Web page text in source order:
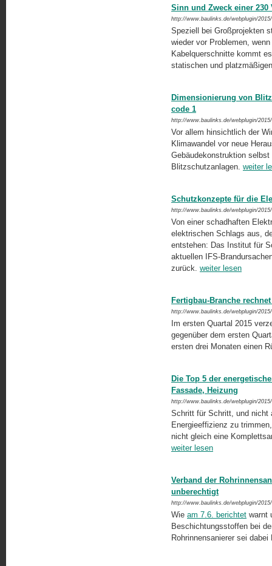
Sinn und Zweck einer 230
http://www.baulinks.de/webplugin/
Speziell bei Großprojekten
wieder vor Problemen,
Kabelquerschnitte kommt
statischen und
Dimensionierung von
code 1
http://www.baulinks.de/webplugin/
Vor allem hinsichtlich der
Klimawandel vor neue
Gebäudekonstruktion
Blitzschutzanlagen. weiter
Schutzkonzepte für die
http://www.baulinks.de/webplugin/
Von einer schadhaften
elektrischen Schlags aus,
entstehen: Das Institut für
aktuellen IFS-
zurück. weiter lesen
Fertigbau-Branche
http://www.baulinks.de/webplugin/
Im ersten Quartal 2015
gegenüber dem ersten
ersten drei Monaten einen
Die Top 5 der
Fassade, Heizung
http://www.baulinks.de/webplugin/
Schritt für Schritt, und nicht
Energieeffizienz zu
nicht gleich eine
weiter lesen
Verband der
unberechtigt
http://www.baulinks.de/webplugin/
Wie am 7.6. berichtet warnt
Beschichtungsstoffen bei
Rohrinnensanierer sei